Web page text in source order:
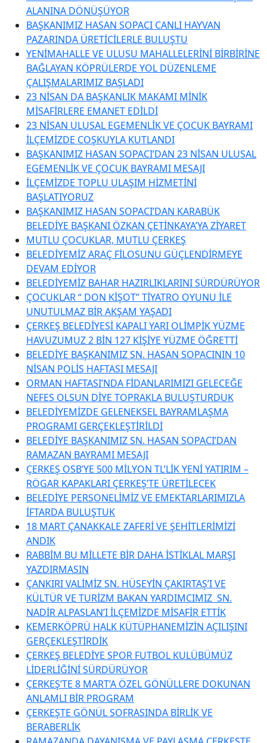
ALANINA DÖNÜŞÜYOR
BAŞKANIMIZ HASAN SOPACI CANLI HAYVAN
PAZARINDA ÜRETİCİLERLE BULUŞTU
YENİMAHALLE VE ULUSU MAHALLELERİNİ BİRBİRİNE
BAĞLAYAN KÖPRÜLERDE YOL DÜZENLEME
ÇALIŞMALARIMIZ BAŞLADI
23 NİSAN DA BAŞKANLIK MAKAMI MİNİK
MİSAFİRLERE EMANET EDİLDİ
23 NİSAN ULUSAL EGEMENLİK VE ÇOCUK BAYRAMI
İLÇEMİZDE COŞKUYLA KUTLANDI
BAŞKANIMIZ HASAN SOPACI’DAN 23 NİSAN ULUSAL
EGEMENLİK VE ÇOCUK BAYRAMI MESAJI
İLÇEMİZDE TOPLU ULAŞIM HİZMETİNİ
BAŞLATIYORUZ
BAŞKANIMIZ HASAN SOPACI’DAN KARABÜK
BELEDİYE BAŞKANI ÖZKAN ÇETİNKAYA’YA ZİYARET
MUTLU ÇOCUKLAR, MUTLU ÇERKEŞ
BELEDİYEMİZ ARAÇ FİLOSUNU GÜÇLENDİRMEYE
DEVAM EDİYOR
BELEDİYEMİZ BAHAR HAZIRLIKLARINI SÜRDÜRÜYOR
ÇOCUKLAR “ DON KİŞOT” TİYATRO OYUNU İLE
UNUTULMAZ BİR AKŞAM YAŞADI
ÇERKEŞ BELEDİYESİ KAPALI YARI OLİMPİK YÜZME
HAVUZUMUZ 2 BİN 127 KİŞİYE YÜZME ÖĞRETTİ
BELEDİYE BAŞKANIMIZ SN. HASAN SOPACININ 10
NİSAN POLİS HAFTASI MESAJI
ORMAN HAFTASI’NDA FİDANLARIMIZI GELECEĞE
NEFES OLSUN DİYE TOPRAKLA BULUŞTURDUK
BELEDİYEMİZDE GELENEKSEL BAYRAMLAŞMA
PROGRAMI GERÇEKLEŞTİRİLDİ
BELEDİYE BAŞKANIMIZ SN. HASAN SOPACI’DAN
RAMAZAN BAYRAMI MESAJI
ÇERKEŞ OSB’YE 500 MİLYON TL’LİK YENİ YATIRIM –
RÖGAR KAPAKLARI ÇERKEŞ’TE ÜRETİLECEK
BELEDİYE PERSONELİMİZ VE EMEKTARLARIMIZLA
İFTARDA BULUŞTUK
18 MART ÇANAKKALE ZAFERİ VE ŞEHİTLERİMİZİ
ANDIK
RABBİM BU MİLLETE BİR DAHA İSTİKLAL MARŞI
YAZDIRMASIN
ÇANKIRI VALİMİZ SN. HÜSEYİN ÇAKIRTAŞ’I VE
KÜLTÜR VE TURİZM BAKAN YARDIMCIMIZ SN.
NADİR ALPASLAN’I İLÇEMİZDE MİSAFİR ETTİK
KEMERKÖPRÜ HALK KÜTÜPHANEMİZİN AÇILIŞINI
GERÇEKLEŞTİRDİK
ÇERKEŞ BELEDİYE SPOR FUTBOL KULÜBÜMÜZ
LİDERLİĞİNİ SÜRDÜRÜYOR
ÇERKEŞ’TE 8 MART’A ÖZEL GÖNÜLLERE DOKUNAN
ANLAMLI BİR PROGRAM
ÇERKEŞTE GÖNÜL SOFRASINDA BİRLİK VE
BERABERLİK